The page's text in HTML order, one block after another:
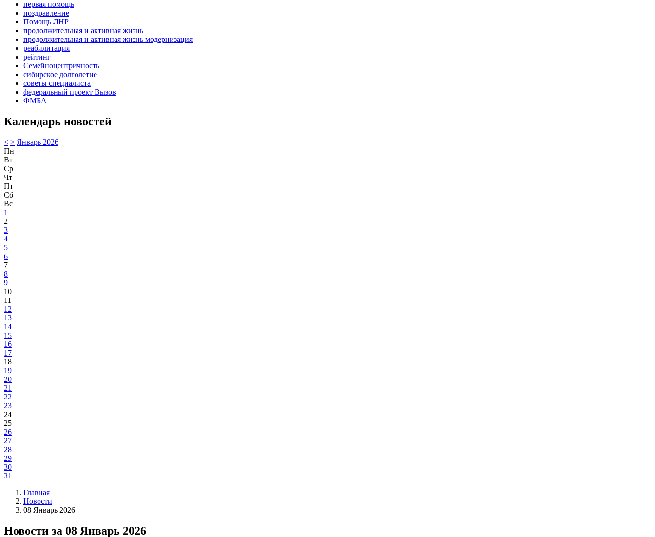
первая помощь
поздравление
Помощь ЛНР
продолжительная и активная жизнь
продолжительная и активная жизнь модернизация
реабилитация
рейтинг
Семейноцентричность
сибирское долголетие
советы специалиста
федеральный проект Вызов
ФМБА
Календарь новостей
< > Январь 2026
Пн
Вт
Ср
Чт
Пт
Сб
Вс
1
2
3
4
5
6
7
8
9
10
11
12
13
14
15
16
17
18
19
20
21
22
23
24
25
26
27
28
29
30
31
Главная
Новости
08 Январь 2026
Новости за 08 Январь 2026